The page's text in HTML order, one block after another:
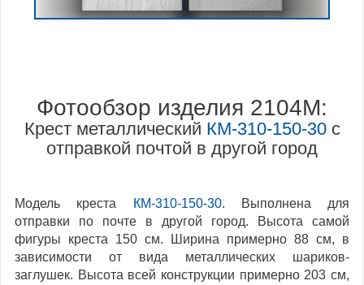
Фотообзор изделия 2104M:
Крест металлический КМ-310-150-30с
отправкой почтой в другой город
Модель креста КМ-310-150-30. Выполнена для
отправки по почте в другой город. Высота самой
фигуры креста 150 см. Ширина примерно 88 см, в
зависимости от вида металлических шариков-
заглушек. Высота всей конструкции примерно 203 см,